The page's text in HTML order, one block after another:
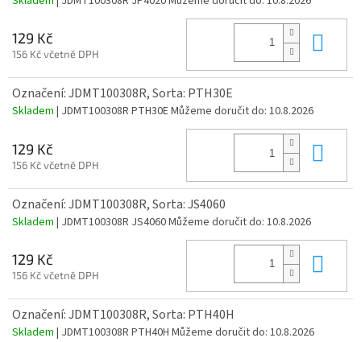
129 Kč
156 Kč včetně DPH
Označení: JDMT100308R, Sorta: PTH30E
Skladem | JDMT100308R PTH30EMůžeme doručit do: 10.8.2026
129 Kč
156 Kč včetně DPH
Označení: JDMT100308R, Sorta: JS4060
Skladem | JDMT100308R JS4060Můžeme doručit do: 10.8.2026
129 Kč
156 Kč včetně DPH
Označení: JDMT100308R, Sorta: PTH40H
Skladem | JDMT100308R PTH40H Můžeme doručit do: 10.8.2026